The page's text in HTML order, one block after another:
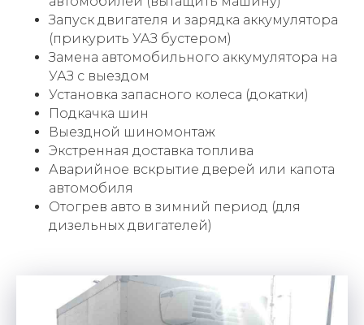
Запуск двигателя и зарядка аккумулятора
(прикурить УАЗ бустером)
Замена автомобильного аккумулятора на
УАЗ с выездом
Установка запасного колеса (докатки)
Подкачка шин
Выездной шиномонтаж
Экстренная доставка топлива
Аварийное вскрытие дверей или капота
автомобиля
Отогрев авто в зимний период (для
дизельных двигателей)